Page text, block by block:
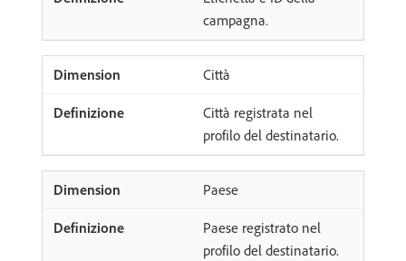
campagna.
Città
Città registrata nel
profilo del destinatario.
Paese
Paese registrato nel
profilo del destinatario.